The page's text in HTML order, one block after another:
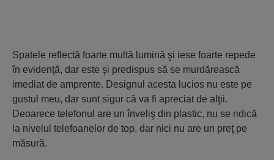
Spatele reflectă foarte multă lumină şi iese foarte repede
în evidenţă, dar este şi predispus să se murdărească
imediat de amprente. Designul acesta lucios nu este pe
gustul meu, dar sunt sigur că va fi apreciat de alţii.
Deoarece telefonul are un înveliş din plastic, nu se ridică
la nivelul telefoanelor de top, dar nici nu are un preţ pe
măsură.